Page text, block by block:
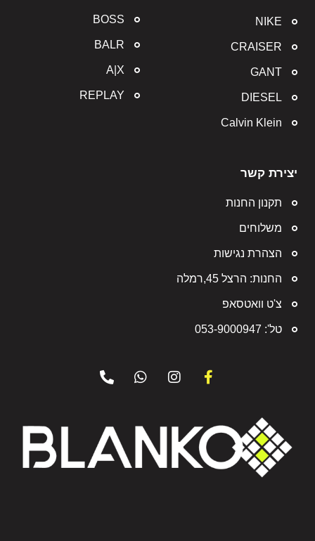
NIKE
CRAISER
GANT
DIESEL
Calvin Klein
BOSS
BALR
A|X
REPLAY
יצירת קשר
תקנון החנות
משלוחים
הצהרת נגישות
החנות: הרצל 45,רמלה
צ'ט וואטסאפ
טל': 053-9000947